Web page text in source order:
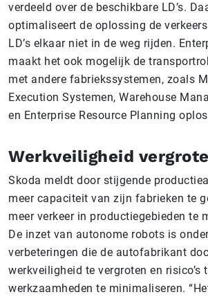
verdeeld over de beschikbare LD’s.
optimaliseert de oplossing de
LD’s elkaar niet in de weg rijden.
maakt het ook mogelijk de
met andere fabriekssystemen, zoals
Execution Systemen, Warehouse
en Enterprise Resource Planning
Werkveiligheid
Skoda meldt door stijgende
meer capaciteit van zijn fabrieken te
meer verkeer in productiegebieden te
De inzet van autonome robots is
verbeteringen die de autofabrikant
werkveiligheid te vergroten en risico’s
werkzaamheden te minimaliseren.